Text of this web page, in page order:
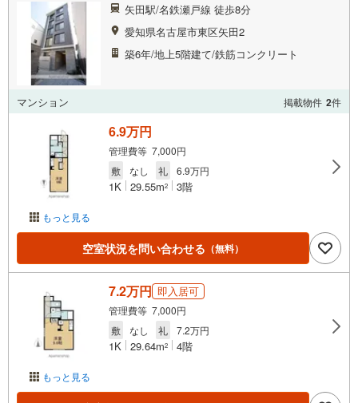
矢田駅/名鉄瀬戸線 徒歩8分
愛知県名古屋市東区矢田2
築6年/地上5階建て/鉄筋コンクリート
マンション 掲載物件 2件
もっと見る
6.9万円
管理費等 7,000円
敷
なし 礼 6.9万円
1K 29.55m2 3階
空室状況を問い合わせる （無料）
もっと見る
7.2万円 即入居可
管理費等 7,000円
敷
なし 礼 7.2万円
1K 29.64m2 4階